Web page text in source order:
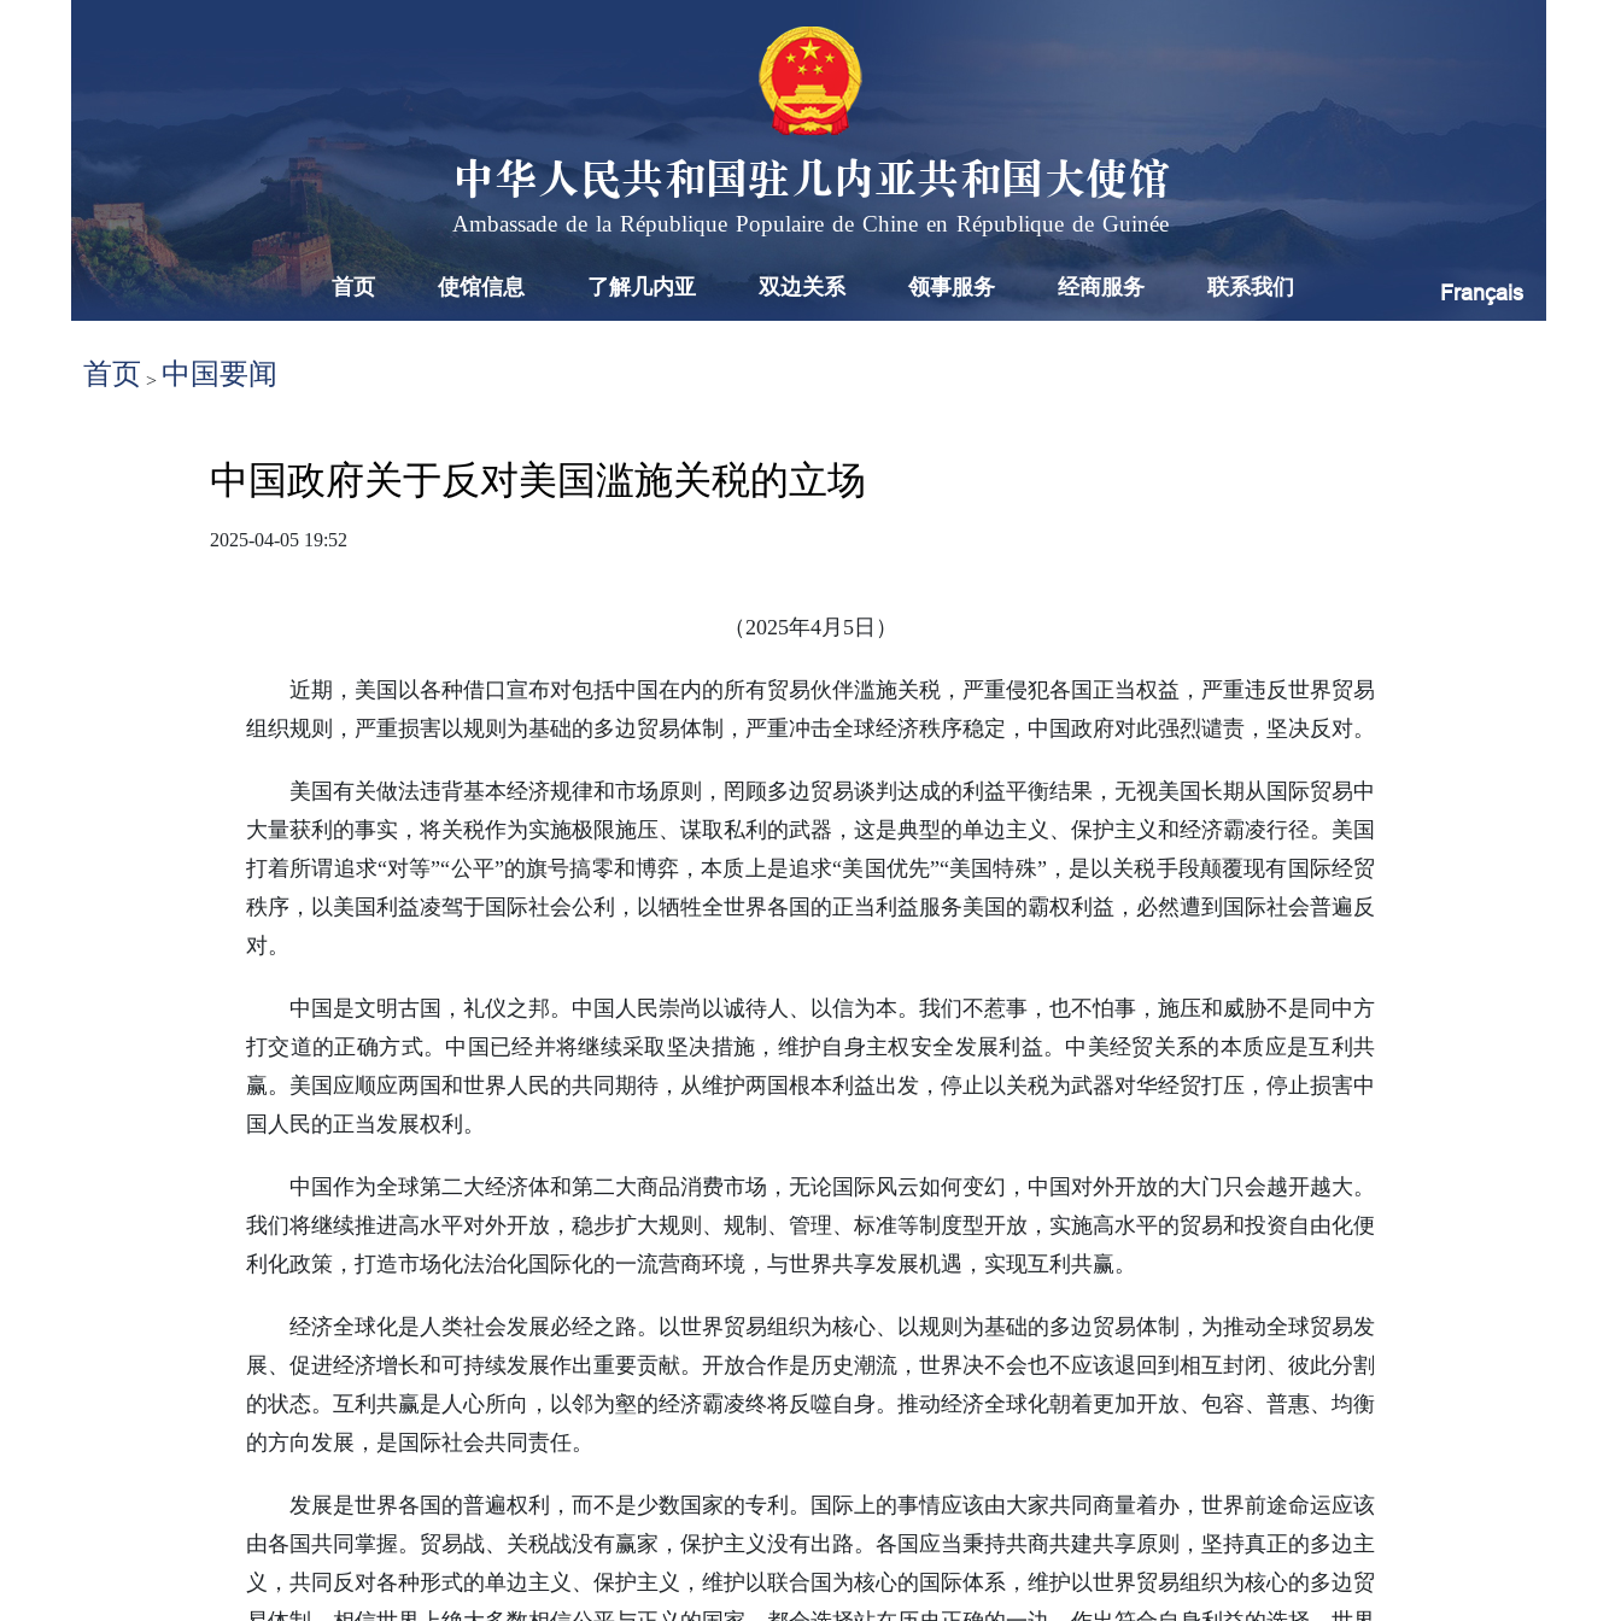
中华人民共和国驻几内亚共和国大使馆
Ambassade de la République Populaire de Chine en République de Guinée
首页 使馆信息 了解几内亚 双边关系 领事服务 经商服务 联系我们 Français
首页 > 中国要闻
中国政府关于反对美国滥施关税的立场
2025-04-05 19:52
（2025年4月5日）
近期，美国以各种借口宣布对包括中国在内的所有贸易伙伴滥施关税，严重侵犯各国正当权益，严重违反世界贸易
组织规则，严重损害以规则为基础的多边贸易体制，严重冲击全球经济秩序稳定，中国政府对此强烈谴责，坚决反对。
美国有关做法违背基本经济规律和市场原则，罔顾多边贸易谈判达成的利益平衡结果，无视美国长期从国际贸易中
大量获利的事实，将关税作为实施极限施压、谋取私利的武器，这是典型的单边主义、保护主义和经济霸凌行径。美国
打着所谓追求“对等”“公平”的旗号搞零和博弈，本质上是追求“美国优先”“美国特殊”，是以关税手段颠覆现有国际经贸
秩序，以美国利益凌驾于国际社会公利，以牺牲全世界各国的正当利益服务美国的霸权利益，必然遭到国际社会普遍反
对。
中国是文明古国，礼仪之邦。中国人民崇尚以诚待人、以信为本。我们不惹事，也不怕事，施压和威胁不是同中方
打交道的正确方式。中国已经并将继续采取坚决措施，维护自身主权安全发展利益。中美经贸关系的本质应是互利共
赢。美国应顺应两国和世界人民的共同期待，从维护两国根本利益出发，停止以关税为武器对华经贸打压，停止损害中
国人民的正当发展权利。
中国作为全球第二大经济体和第二大商品消费市场，无论国际风云如何变幻，中国对外开放的大门只会越开越大。
我们将继续推进高水平对外开放，稳步扩大规则、规制、管理、标准等制度型开放，实施高水平的贸易和投资自由化便
利化政策，打造市场化法治化国际化的一流营商环境，与世界共享发展机遇，实现互利共赢。
经济全球化是人类社会发展必经之路。以世界贸易组织为核心、以规则为基础的多边贸易体制，为推动全球贸易发
展、促进经济增长和可持续发展作出重要贡献。开放合作是历史潮流，世界决不会也不应该退回到相互封闭、彼此分割
的状态。互利共赢是人心所向，以邻为壑的经济霸凌终将反噬自身。推动经济全球化朝着更加开放、包容、普惠、均衡
的方向发展，是国际社会共同责任。
发展是世界各国的普遍权利，而不是少数国家的专利。国际上的事情应该由大家共同商量着办，世界前途命运应该
由各国共同掌握。贸易战、关税战没有赢家，保护主义没有出路。各国应当秉持共商共建共享原则，坚持真正的多边主
义，共同反对各种形式的单边主义、保护主义，维护以联合国为核心的国际体系，维护以世界贸易组织为核心的多边贸